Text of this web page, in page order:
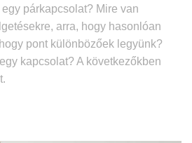
párkapcsolat? Mire van
arra, hogy hasonlóan
pont különbözőek legyünk?
kapcsolat? A következőkben